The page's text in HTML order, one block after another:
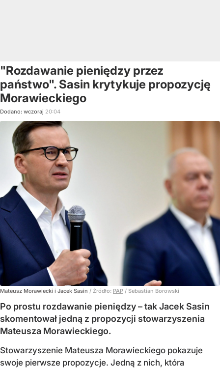
"Rozdawanie pieniędzy przez
państwo". Sasin krytykuje propozycję
Morawieckiego
Dodano: wczoraj 20:04
Mateusz Morawiecki i Jacek Sasin / Źródło: PAP / Sebastian Borowski
Po prostu rozdawanie pieniędzy – tak Jacek Sasin
skomentował jedną z propozycji stowarzyszenia
Mateusza Morawieckiego.
Stowarzyszenie Mateusza Morawieckiego pokazuje
swoje pierwsze propozycje. Jedną z nich, która